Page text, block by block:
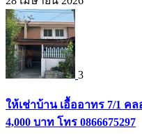
3
ให้เช่าบ้าน เอื้ออาทร 7/1 ค
4,000 บาท โทร 0866675297